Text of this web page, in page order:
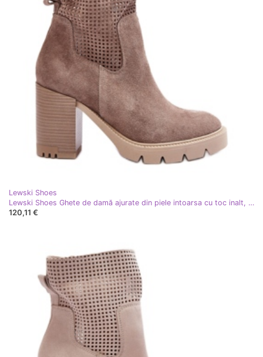
Lewski Shoes
Lewski Shoes Ghete de damă ajurate din piele intoarsa cu toc inalt, bej Lewski 3386
120,11 €